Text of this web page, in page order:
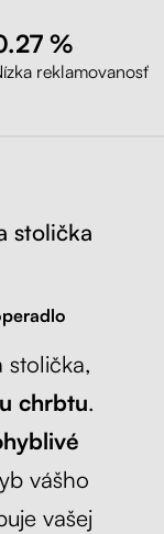
%
reklamovanosť
stolička
stolička,
chrbtu.
vášho
vašej